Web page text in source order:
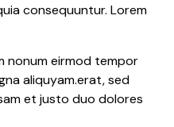
consequuntur. Lorem
nonum eirmod tempor
aliquyam.erat, sed
et justo duo dolores